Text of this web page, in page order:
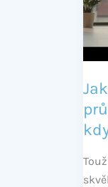
od
(i
když